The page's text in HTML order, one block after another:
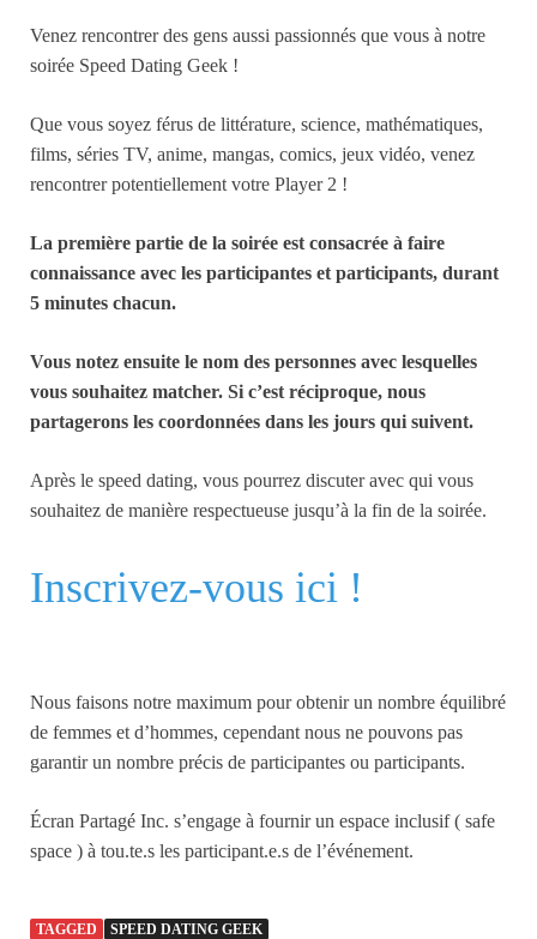
Venez rencontrer des gens aussi passionnés que vous à notre
soirée Speed Dating Geek !
Que vous soyez férus de littérature, science, mathématiques,
films, séries TV, anime, mangas, comics, jeux vidéo, venez
rencontrer potentiellement votre Player 2 !
La première partie de la soirée est consacrée à faire
connaissance avec les participantes et participants, durant
5 minutes chacun.
Vous notez ensuite le nom des personnes avec lesquelles
vous souhaitez matcher. Si c’est réciproque, nous
partagerons les coordonnées dans les jours qui suivent.
Après le speed dating, vous pourrez discuter avec qui vous
souhaitez de manière respectueuse jusqu’à la fin de la soirée.
Inscrivez-vous ici !
Nous faisons notre maximum pour obtenir un nombre équilibré
de femmes et d’hommes, cependant nous ne pouvons pas
garantir un nombre précis de participantes ou participants.
Écran Partagé Inc. s’engage à fournir un espace inclusif ( safe
space ) à tou.te.s les participant.e.s de l’événement.
TAGGED SPEED DATING GEEK